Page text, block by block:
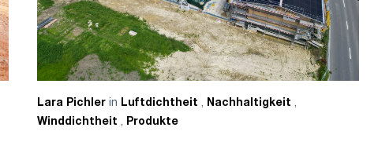
Lara Pichlerin Luftdichtheit , Nachhaltigkeit ,
Winddichtheit , Produkte